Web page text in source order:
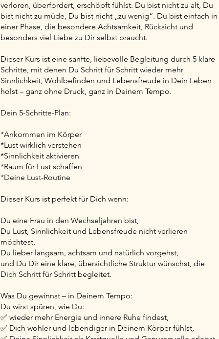
verloren, überfordert, erschöpft fühlst. Du bist nicht zu alt, Du
bist nicht zu müde, Du bist nicht „zu wenig“. Du bist einfach in
einer Phase, die besondere Achtsamkeit, Rücksicht und
besonders viel Liebe zu Dir selbst braucht.
Dieser Kurs ist eine sanfte, liebevolle Begleitung durch 5 klare
Schritte, mit denen Du Schritt für Schritt wieder mehr
Sinnlichkeit, Wohlbefinden und Lebensfreude in Dein Leben
holst – ganz ohne Druck, ganz in Deinem Tempo.
Dein 5-Schritte-Plan:
*Ankommen im Körper
*Lust wirklich verstehen
*Sinnlichkeit aktivieren
*Raum für Lust schaffen
*Deine Lust-Routine
Dieser Kurs ist perfekt für Dich wenn:
Du eine Frau in den Wechseljahren bist,
Du Lust, Sinnlichkeit und Lebensfreude nicht verlieren
möchtest,
Du lieber langsam, achtsam und natürlich vorgehst,
und Du Dir eine klare, übersichtliche Struktur wünschst, die
Dich Schritt für Schritt begleitet.
Was Du gewinnst – in Deinem Tempo:
Du wirst spüren, wie Du:
✅ wieder mehr Energie und innere Ruhe findest,
✅ Dich wohler und lebendiger in Deinem Körper fühlst,